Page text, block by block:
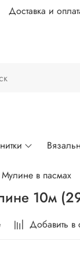
Доставка и
Мулине в пасмах
10м
Добавить в